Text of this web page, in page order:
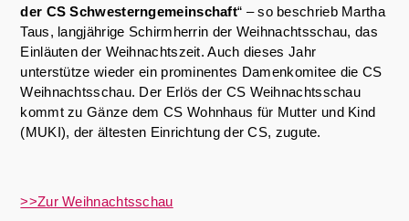
der CS Schwesterngemeinschaft“ – so beschrieb Martha
Taus, langjährige Schirmherrin der Weihnachtsschau, das
Einläuten der Weihnachtszeit. Auch dieses Jahr
unterstütze wieder ein prominentes Damenkomitee die CS
Weihnachtsschau. Der Erlös der CS Weihnachtsschau
kommt zu Gänze dem CS Wohnhaus für Mutter und Kind
(MUKI), der ältesten Einrichtung der CS, zugute.
>>Zur Weihnachtsschau